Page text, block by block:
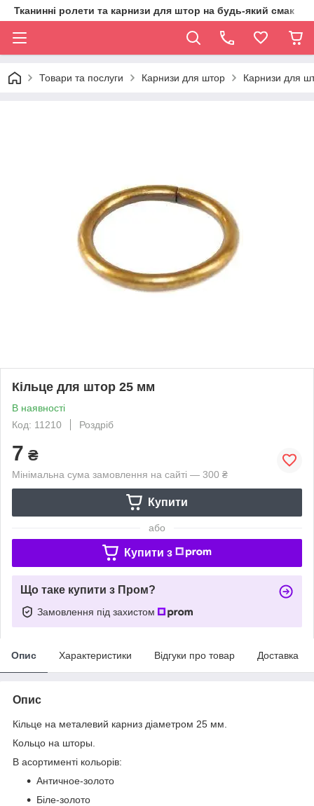
Тканинні ролети та карнизи для штор на будь-який смак
Товари та послуги Карнизи для штор Карнизи для
Кільце для штор 25 мм
В наявності
Код: 11210
Роздріб
7 ₴
Мінімальна сума замовлення на сайті — 300 ₴
Купити
або
Купити з
Що таке купити з Пром?
Замовлення під захистом
Опис Характеристики Відгуки про товар Доставка
Опис
Кільце на металевий карниз діаметром 25 мм.
Кольцо на шторы.
В асортименті кольорів:
Античное-золото
Біле-золото